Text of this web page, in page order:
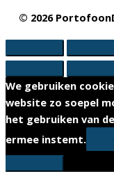
© 2026
We gebruiken
website zo soepel
het gebruiken van
ermee instemt.